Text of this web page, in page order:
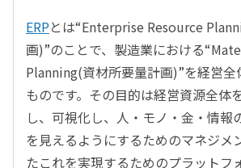
ERPとは“Enterprise Resource
画)”のことで、製造業における
Planning(資材所要量計画)”を経営全
ものです。その目的は経営資源全体
し、可視化し、人・モノ・金・情報
を見えるようにするためのマネジメ
たこれを実現するためのプラットフ